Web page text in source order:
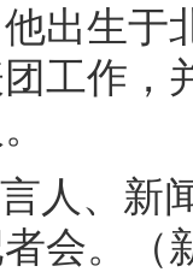
出生于
工作，
人、新
会。（